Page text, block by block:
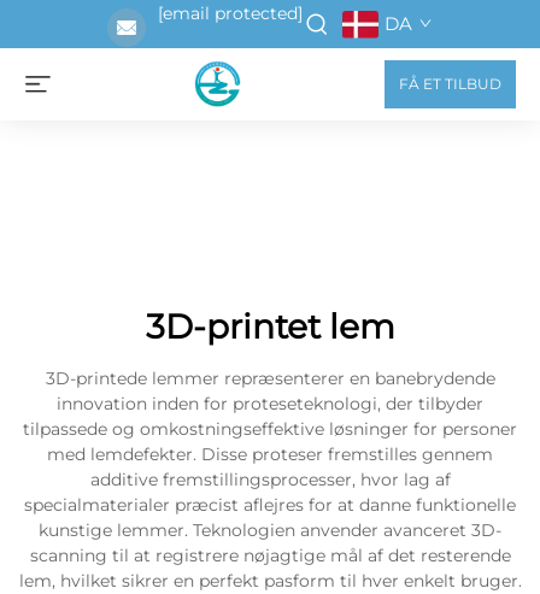
[email protected] DA
FÅ ET TILBUD
3D-printet lem
3D-printede lemmer repræsenterer en banebrydende
innovation inden for proteseteknologi, der tilbyder
tilpassede og omkostningseffektive løsninger for personer
med lemdefekter. Disse proteser fremstilles gennem
additive fremstillingsprocesser, hvor lag af
specialmaterialer præcist aflejres for at danne funktionelle
kunstige lemmer. Teknologien anvender avanceret 3D-
scanning til at registrere nøjagtige mål af det resterende
lem, hvilket sikrer en perfekt pasform til hver enkelt bruger.